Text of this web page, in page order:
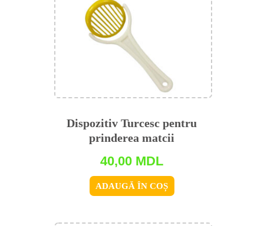
Dispozitiv Turcesc pentru
prinderea matcii
40,00 MDL
ADAUGĂ ÎN COȘ